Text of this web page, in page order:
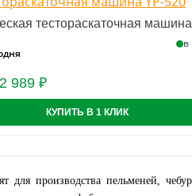
тестораскаточная
в
989 ₽
КУПИТЬ В 1 КЛИК
для производства пельменей,